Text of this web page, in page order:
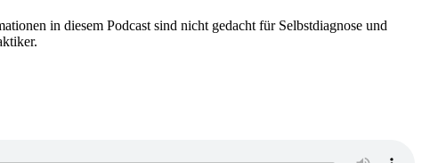
in diesem Podcast sind nicht gedacht für Selbstdiagnose und